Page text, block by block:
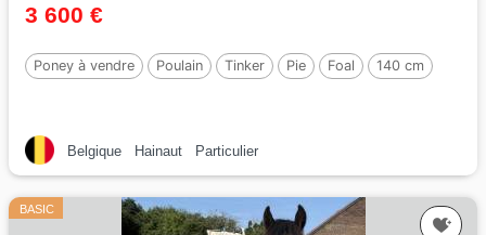
3 600 €
Poney à vendre Poulain Tinker Pie Foal 140 cm
Belgique Hainaut Particulier
BASIC